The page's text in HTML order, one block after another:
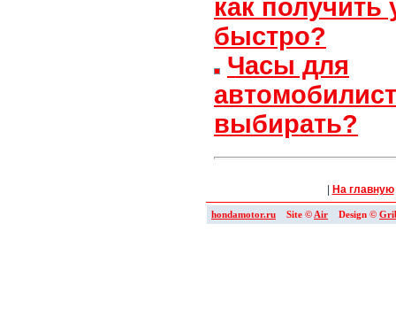
как получить
быстро?
Часы для
выбирать?
На главную
hondamotor.ru Site © Air Design ©